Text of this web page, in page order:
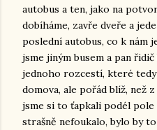
autobus a ten, jako na
dobíháme, zavře dveře a
poslední autobus, co k nám
jsme jiným busem a pan
jednoho rozcestí, které
domova, ale pořád blíž, než
jsme si to ťapkali podél pole
strašně nefoukalo, bylo by